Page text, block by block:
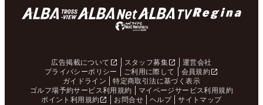
広告掲載について スタッフ募集
運営会社
プライバシーポリシー
ご利用に際して
会員規約
ガイドライン
特定商取引法に基づく表示
ゴルフ場予約サービス利用規約
マイページサービス利用規約
ポイント利用規約
お問合せ ヘルプ サイトマップ